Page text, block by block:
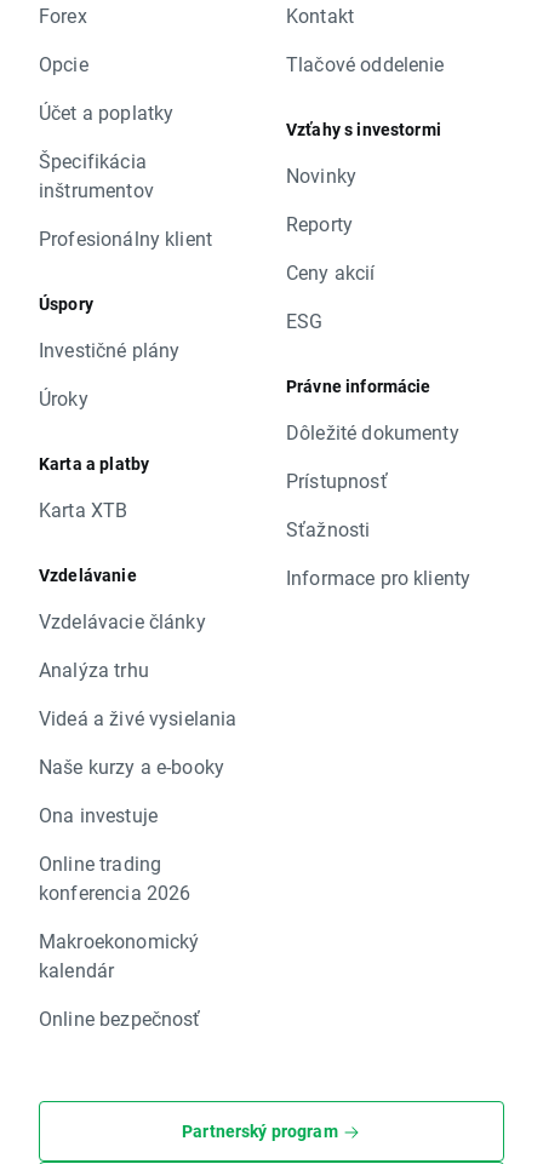
Forex
Opcie
Účet a poplatky
Špecifikácia
inštrumentov
Profesionálny klient
Úspory
Investičné plány
Úroky
Karta a platby
Karta XTB
Vzdelávanie
Vzdelávacie články
Analýza trhu
Videá a živé vysielania
Naše kurzy a e-booky
Ona investuje
Online trading
konferencia 2026
Makroekonomický
kalendár
Online bezpečnosť
Kontakt
Tlačové oddelenie
Vzťahy s investormi
Novinky
Reporty
Ceny akcií
ESG
Právne informácie
Dôležité dokumenty
Prístupnosť
Sťažnosti
Informace pro klienty
Partnerský program